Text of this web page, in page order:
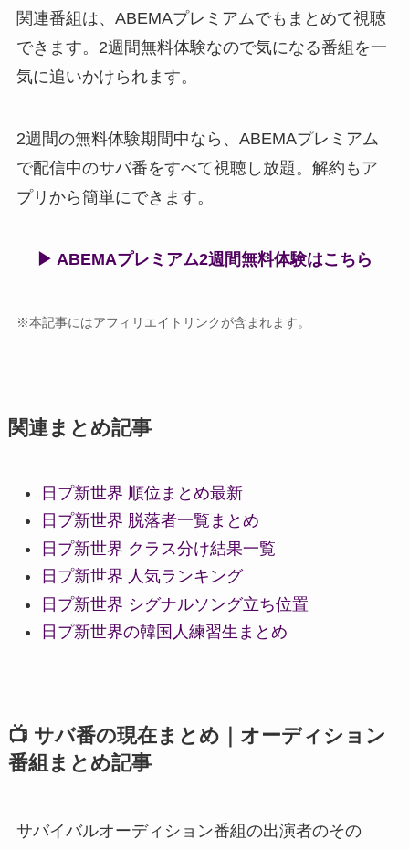
関連番組は、ABEMAプレミアムでもまとめて視聴
できます。2週間無料体験なので気になる番組を一
気に追いかけられます。
2週間の無料体験期間中なら、ABEMAプレミアム
で配信中のサバ番をすべて視聴し放題。解約もア
プリから簡単にできます。
▶ ABEMAプレミアム2週間無料体験はこちら
※本記事にはアフィリエイトリンクが含まれます。
関連まとめ記事
日プ新世界 順位まとめ最新
日プ新世界 脱落者一覧まとめ
日プ新世界 クラス分け結果一覧
日プ新世界 人気ランキング
日プ新世界 シグナルソング立ち位置
日プ新世界の韓国人練習生まとめ
📺 サバ番の現在まとめ｜オーディション
番組まとめ記事
サバイバルオーディション番組の出演者のその